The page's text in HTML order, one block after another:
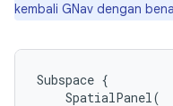
kembali GNav dengan
Subspace {
SpatialPanel(